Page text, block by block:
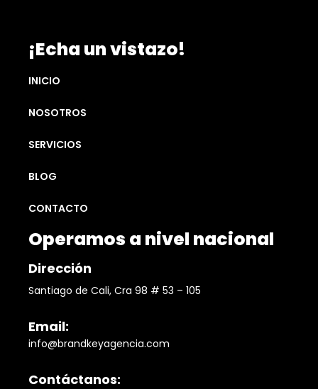
¡Echa un vistazo!
INICIO
NOSOTROS
SERVICIOS
BLOG
CONTACTO
Operamos a nivel nacional
Dirección
Santiago de Cali, Cra 98 # 53 – 105
Email:
info@brandkeyagencia.com
Contáctanos: